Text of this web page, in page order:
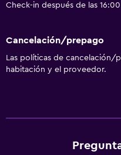
Check-in después de las
Cancelación/prepago
Las políticas de cancelación/
habitación y el proveedor.